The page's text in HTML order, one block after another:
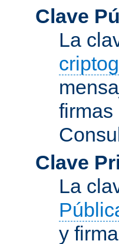
Clave
La
firmas
Clave
La
y